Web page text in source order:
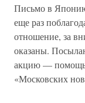
Письмо в
еще раз
отношение, за
оказаны.
акцию — помощь
«Московских